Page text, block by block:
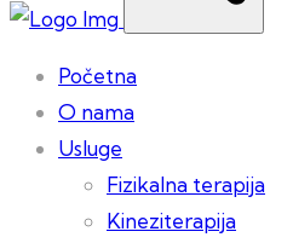
Početna
O nama
Usluge
Fizikalna terapija
Kineziterapija